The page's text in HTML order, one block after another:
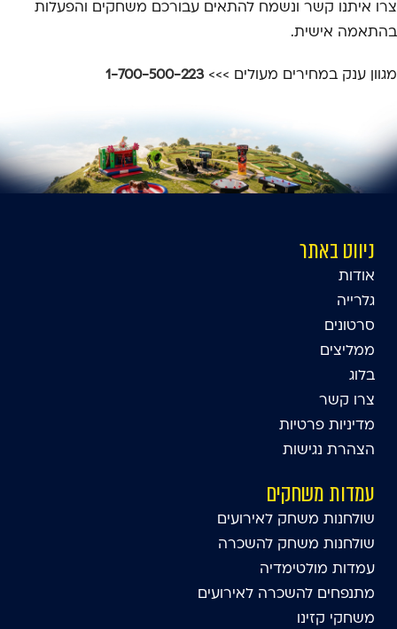
צרו איתנו קשר ונשמח להתאים עבורכם משחקים והפעלות
בהתאמה אישית.
מגוון ענק במחירים מעולים >>>1-700-500-223
ניווט באתר
אודות
גלרייה
סרטונים
ממליצים
בלוג
צרו קשר
מדיניות פרטיות
הצהרת נגישות
עמדות משחקים
שולחנות משחק לאירועים
שולחנות משחק להשכרה
עמדות מולטימדיה
מתנפחים להשכרה לאירועים
משחקי קזינו